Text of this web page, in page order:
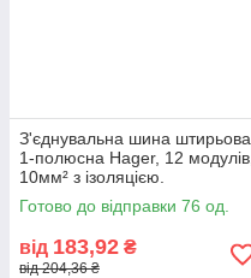
З'єднувальна шина штирьова
1-полюсна Hager, 12 модулів,
10мм² з ізоляцією.
Готово до відправки 76 од.
від 183,92 ₴
від 204,36 ₴